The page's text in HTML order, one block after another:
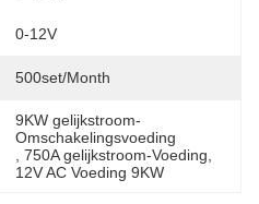
0-12V
500set/month
9KW gelijkstroom-
Omschakelingsvoeding
750A gelijkstroom-Voeding
12V AC Voeding 9KW